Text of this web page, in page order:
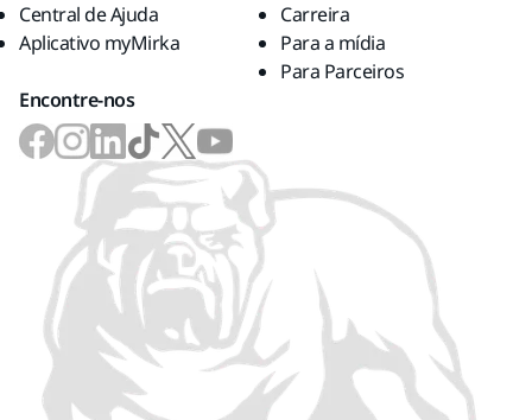
Central de Ajuda
Aplicativo myMirka
Carreira
Para a mídia
Para Parceiros
Encontre-nos